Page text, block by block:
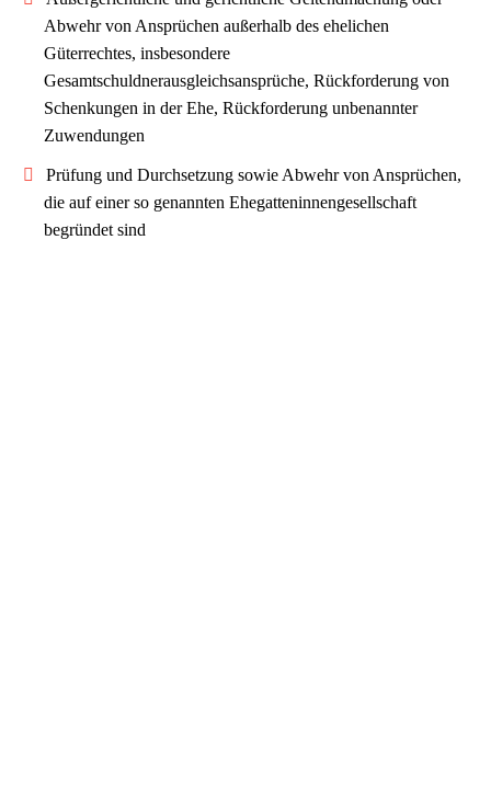
Abwehr von Ansprüchen außerhalb des ehelichen
Güterrechtes, insbesondere
Gesamtschuldnerausgleichsansprüche, Rückforderung von
Schenkungen in der Ehe, Rückforderung unbenannter
Zuwendungen
Prüfung und Durchsetzung sowie Abwehr von Ansprüchen,
die auf einer so genannten Ehegatteninnengesellschaft
begründet sind